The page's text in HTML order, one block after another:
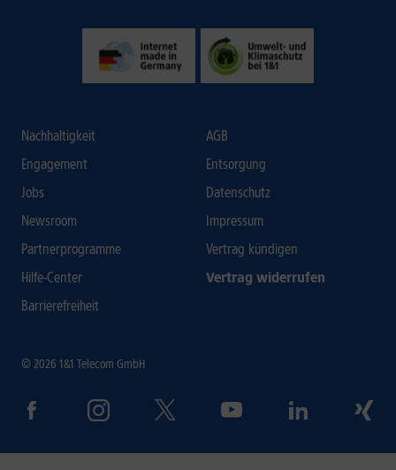
Nachhaltigkeit
Engagement
Jobs
Newsroom
Partnerprogramme
Hilfe-Center
Barrierefreiheit
AGB
Entsorgung
Datenschutz
Impressum
Vertrag kündigen
Vertrag widerrufen
© 2026 1&1 Telecom GmbH